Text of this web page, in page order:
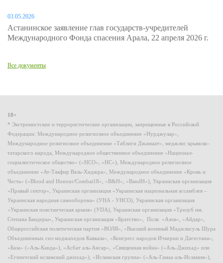
03.05.2026
Астанинское заявление глав государств-учредителей
Международного Фонда спасения Арала, 22 апреля 2026 г.
Все документы
18+
* Экстремистские и террористические организации, запрещенные в Российской
Федерации: Международное религиозное объединение «Нурджулар»,
Международное религиозное объединение «Таблиги Джамаат», меджлис крымско-
татарского народа, Международное общественное объединение «Национал-
социалистическое общество» («НСО», «НС»), Международное религиозное
объединение «Ат-Такфир Валь-Хиджра», Международное объединение «Кровь и
Честь» («Blood and Honour/Combat18», «B&H», «BandH»), Украинская организация
«Правый сектор», Украинская организация «Украинская национальная ассамблея –
Украинская народная самооборона» (УНА - УНСО), Украинская организация
«Украинская повстанческая армия» (УПА), Украинская организация «Тризуб им.
Степана Бандеры», Украинская организация «Братство», Полк «Азов», «Айдар»,
Общероссийская политическая партия «ВОЛЯ», «Высший военный Маджлисуль Шура
Объединенных сил моджахедов Кавказа», «Конгресс народов Ичкерии и Дагестана»,
«База» («Аль-Каида»), «Асбат аль-Ансар», «Священная война» («Аль-Джихад» или
«Египетский исламский джихад»), «Исламская группа» («Аль-Гамаа аль-Исламия»),